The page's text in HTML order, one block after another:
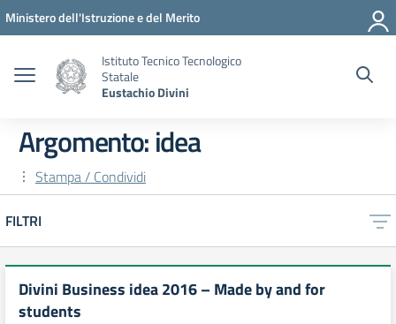
Vai ai contenuti
Vai al menu di navigazione
Vai al footer
Ministero dell'Istruzione e del Merito
Istituto Tecnico Tecnologico
Statale
Eustachio Divini
Argomento: idea
Stampa / Condividi
FILTRI
Divini Business idea 2016 – Made by and for
students